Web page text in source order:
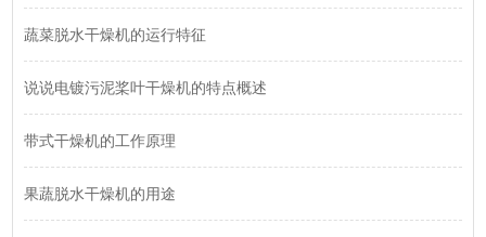
蔬菜脱水干燥机的运行特征
说说电镀污泥桨叶干燥机的特点概述
带式干燥机的工作原理
果蔬脱水干燥机的用途